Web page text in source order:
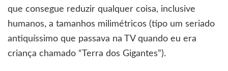
que consegue reduzir qualquer coisa, inclusive
humanos, a tamanhos milimétricos (tipo um seriado
antiquíssimo que passava na TV quando eu era
criança chamado “Terra dos Gigantes”).